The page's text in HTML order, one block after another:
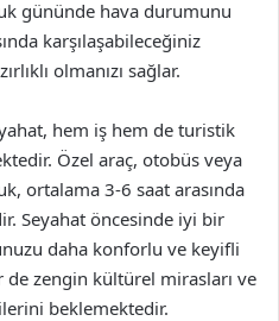
gününde hava durumunu
karşılaşabileceğiniz
olmanızı sağlar.
hem iş hem de turistik
Özel araç, otobüs veya
ortalama 3-6 saat arasında
Seyahat öncesinde iyi bir
daha konforlu ve keyifli
zengin kültürel mirasları ve
beklemektedir.